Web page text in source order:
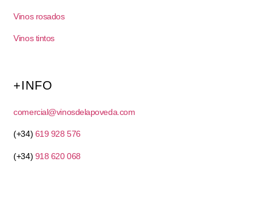
Vinos rosados
Vinos tintos
+INFO
comercial@vinosdelapoveda.com
(+34) 619 928 576
(+34) 918 620 068